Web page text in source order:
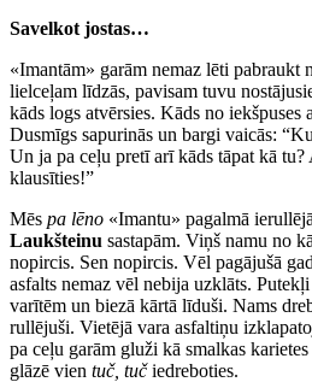
Savelkot jostas…
«Imantām» garām nemaz lēti pabraukt
lielceļam līdzās, pavisam tuvu
kāds logs atvērsies. Kāds no iekšpuses
Dusmīgs sapurinās un bargi vaicās:
Un ja pa ceļu pretī arī kāds tāpat kā
klausīties!”
Mēs pa lēno «Imantu» pagalmā
Laukšteinu sastapām. Viņš namu no
nopircis. Sen nopircis. Vēl pagājušā
asfalts nemaz vēl nebija uzklāts.
varītēm un biezā kārtā līduši. Nams
rullējuši. Vietējā vara asfaltiņu
pa ceļu garām gluži kā smalkas
glāzē vien tuč, tučiedreboties.